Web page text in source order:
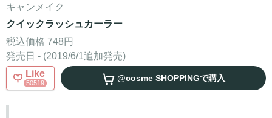
キャンメイク
クイックラッシュカーラー
税込価格 748円
発売日 - (2019/6/1追加発売)
Like
50519 @cosme SHOPPINGで購入